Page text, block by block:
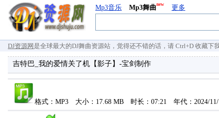
Mp3音乐 Mp3舞曲new 更多
DJ资源网 是全球最大的DJ舞曲资源站，觉得还不错的话，请 Ctrl+D 收藏下
吉特巴_我的爱情关了机【影子】-宝剑制作
格式：MP3 大小：17.68 MB 时长：07:21 年代：2024/